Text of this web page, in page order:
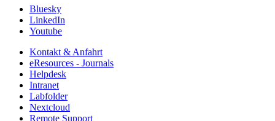
Bluesky
LinkedIn
Youtube
Kontakt & Anfahrt
eResources - Journals
Helpdesk
Intranet
Labfolder
Nextcloud
Remote Support